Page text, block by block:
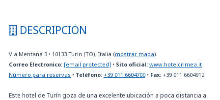
DESCRIPCIÓN
Via Mentana 3 • 10133 Turin (TO), Italia (mostrar mapa)
Correo Electronico: [email protected] • Sito oficial: www.hotelcrimea.it
Número para reservas • Teléfono: +39 011 6604700 • Fax: +39 011 6604912
Este hotel de Turín goza de una excelente ubicación a poca distancia a